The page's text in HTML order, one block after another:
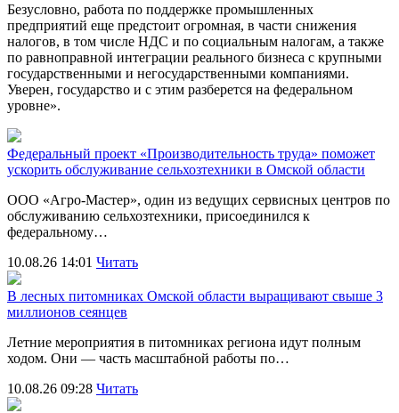
Безусловно, работа по поддержке промышленных
предприятий еще предстоит огромная, в части снижения
налогов, в том числе НДС и по социальным налогам, а также
по равноправной интеграции реального бизнеса с крупными
государственными и негосударственными компаниями.
Уверен, государство и с этим разберется на федеральном
уровне».
Федеральный проект «Производительность труда» поможет
ускорить обслуживание сельхозтехники в Омской области
ООО «Агро‑Мастер», один из ведущих сервисных центров по
обслуживанию сельхозтехники, присоединился к
федеральному…
10.08.26 14:01 Читать
В лесных питомниках Омской области выращивают свыше 3
миллионов сеянцев
Летние мероприятия в питомниках региона идут полным
ходом. Они — часть масштабной работы по…
10.08.26 09:28 Читать